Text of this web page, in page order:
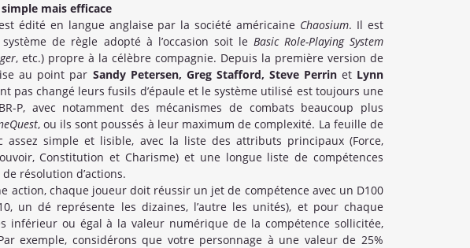
mais efficace
édité en langue anglaise par la société américaine Chaosium. Il est
de règle adopté à l’occasion soit le Basic Role-Playing System
, etc.) propre à la célèbre compagnie. Depuis la première version de
au point par Sandy Petersen, Greg Stafford, Steve Perrin et Lynn
pas changé leurs fusils d’épaule et le système utilisé est toujours une
P, avec notamment des mécanismes de combats beaucoup plus
, ou ils sont poussés à leur maximum de complexité. La feuille de
assez simple et lisible, avec la liste des attributs principaux (Force,
Constitution et Charisme) et une longue liste de compétences
résolution d’actions.
action, chaque joueur doit réussir un jet de compétence avec un D100
un dé représente les dizaines, l’autre les unités), et pour chaque
inférieur ou égal à la valeur numérique de la compétence sollicitée,
exemple, considérons que votre personnage à une valeur de 25%